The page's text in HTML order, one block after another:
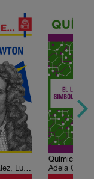
Blanca González, Luis Paniagua
Adela